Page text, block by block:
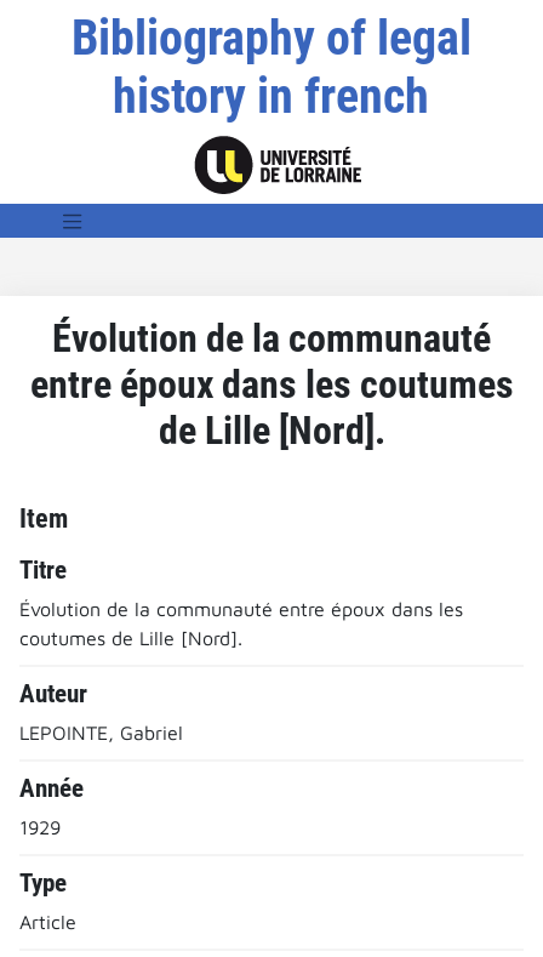
Bibliography of legal
history in french
Évolution de la communauté
entre époux dans les coutumes
de Lille [Nord].
Item
Titre
Évolution de la communauté entre époux dans les
coutumes de Lille [Nord].
Auteur
LEPOINTE, Gabriel
Année
1929
Type
Article